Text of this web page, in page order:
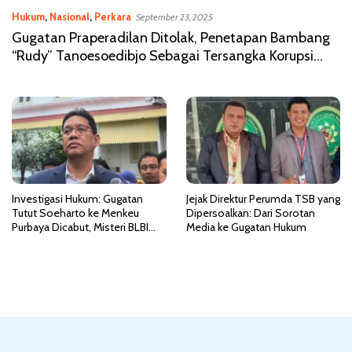
Hukum, Nasional, Perkara September 23, 2025
Gugatan Praperadilan Ditolak, Penetapan Bambang
“Rudy” Tanoesoedibjo Sebagai Tersangka Korupsi
Investigasi Hukum: Gugatan
Tutut Soeharto ke Menkeu
Purbaya Dicabut, Misteri BLBI
Jejak Direktur Perumda TSB yang
Dipersoalkan: Dari Sorotan
Media ke Gugatan Hukum